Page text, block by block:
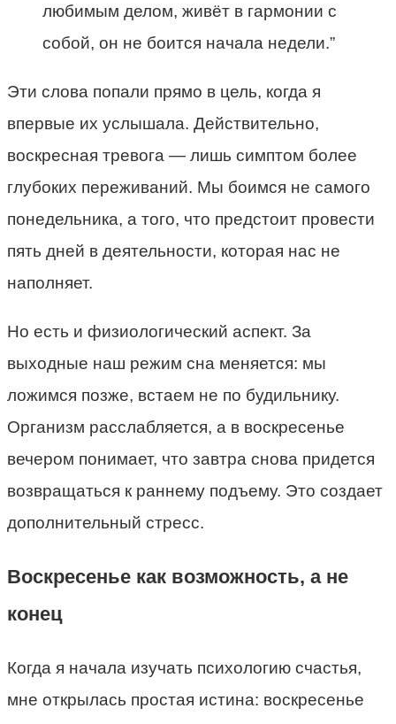
любимым делом, живёт в гармонии с
собой, он не боится начала недели.”
Эти слова попали прямо в цель, когда я
впервые их услышала. Действительно,
воскресная тревога — лишь симптом более
глубоких переживаний. Мы боимся не самого
понедельника, а того, что предстоит провести
пять дней в деятельности, которая нас не
наполняет.
Но есть и физиологический аспект. За
выходные наш режим сна меняется: мы
ложимся позже, встаем не по будильнику.
Организм расслабляется, а в воскресенье
вечером понимает, что завтра снова придется
возвращаться к раннему подъему. Это создает
дополнительный стресс.
Воскресенье как возможность, а не
конец
Когда я начала изучать психологию счастья,
мне открылась простая истина: воскресенье